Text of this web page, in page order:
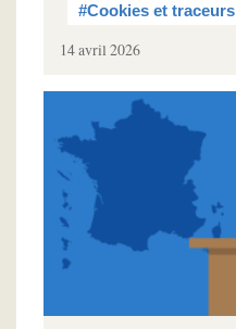
#Cookies et traceurs
14 avril 2026